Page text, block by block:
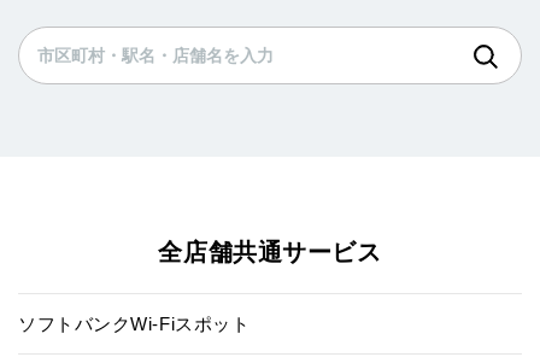
全店舗共通サービス
ソフトバンクWi-Fiスポット